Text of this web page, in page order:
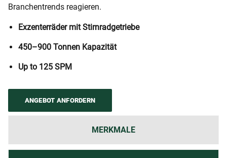
Branchentrends reagieren.
Exzenterräder mit Stirnradgetriebe
450–900 Tonnen Kapazität
Up to 125 SPM
ANGEBOT ANFORDERN
MERKMALE